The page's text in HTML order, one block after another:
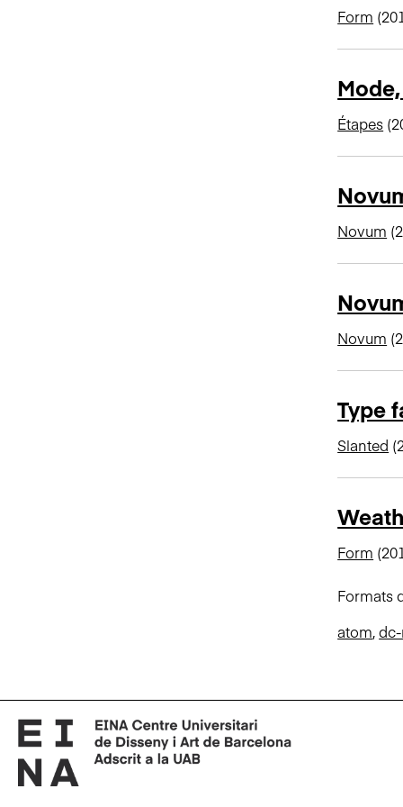
Form
Étapes
Novum
Novum
Type
Slanted
Form
Formats
atom,